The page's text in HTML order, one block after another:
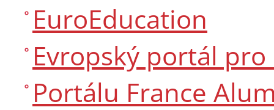
EuroEducation
Evropský portál
Portálu France